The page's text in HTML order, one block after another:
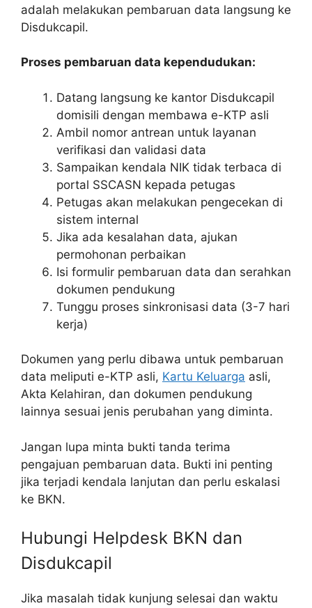
adalah melakukan pembaruan data langsung ke
Disdukcapil.
Proses pembaruan data kependudukan:
Datang langsung ke kantor Disdukcapil
domisili dengan membawa e-KTP asli
Ambil nomor antrean untuk layanan
verifikasi dan validasi data
Sampaikan kendala NIK tidak terbaca di
portal SSCASN kepada petugas
Petugas akan melakukan pengecekan di
sistem internal
Jika ada kesalahan data, ajukan
permohonan perbaikan
Isi formulir pembaruan data dan serahkan
dokumen pendukung
Tunggu proses sinkronisasi data (3-7 hari
kerja)
Dokumen yang perlu dibawa untuk pembaruan
data meliputi e-KTP asli, Kartu Keluarga asli,
Akta Kelahiran, dan dokumen pendukung
lainnya sesuai jenis perubahan yang diminta.
Jangan lupa minta bukti tanda terima
pengajuan pembaruan data. Bukti ini penting
jika terjadi kendala lanjutan dan perlu eskalasi
ke BKN.
Hubungi Helpdesk BKN dan
Disdukcapil
Jika masalah tidak kunjung selesai dan waktu